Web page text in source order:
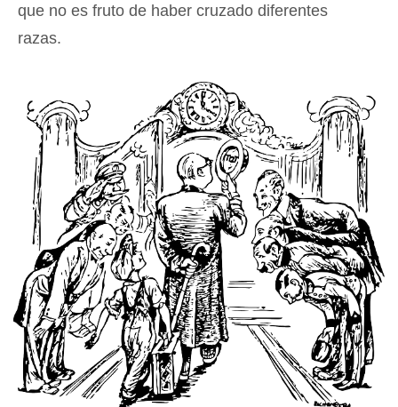
que no es fruto de haber cruzado diferentes
razas.